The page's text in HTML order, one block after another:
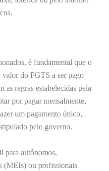
é fundamental que o
valor do FGTS a ser pago
as regras estabelecidas pela
por pagar mensalmente,
um pagamento único,
pelo governo.
para autônomos,
(MEIs) ou profissionais